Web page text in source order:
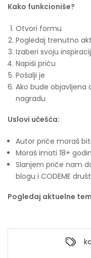
Kako funkcioniše?
Otvori formu
Pogledaj trenutno
Izaberi svoju
Napiši priču
Pošalji je
Ako bude objavljena
nagradu
Uslovi učešća:
Autor priče moraš
Moraš imati 18+
Slanjem priče nam
blogu i CODEME
Pogledaj aktuelne